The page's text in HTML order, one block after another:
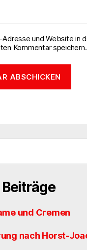
Adresse und Website in
Kommentar speichern.
und Cremen
nach Horst-